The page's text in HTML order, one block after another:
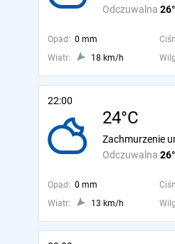
Odczuwalna
Opad: 0 mm
Wiatr:
18 km/h
22:00
24°C
Odczuwalna
Zachmurzenie
Opad: 0 mm
Wiatr:
13 km/h